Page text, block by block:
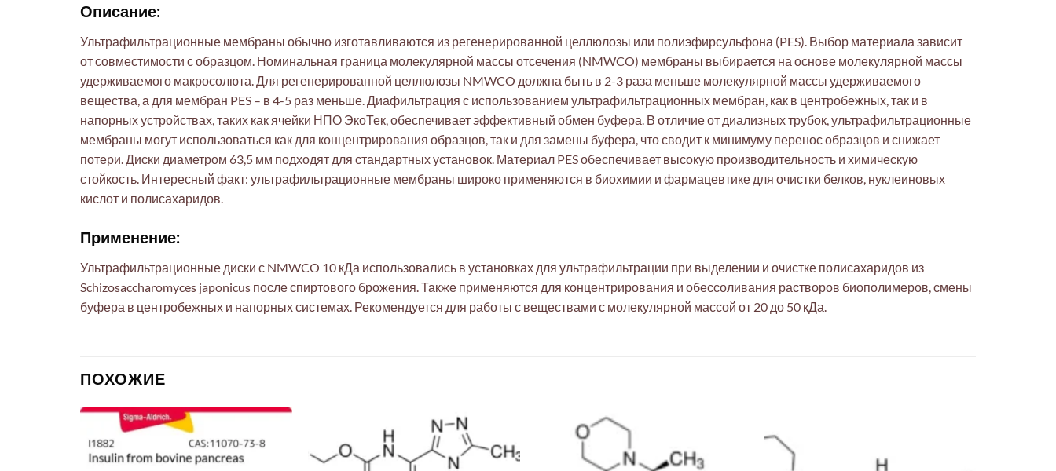
Описание:
Ультрафильтрационные мембраны обычно изготавливаются из регенерированной целлюлозы или полиэфирсульфона (PES). Выбор материала зависит
от совместимости с образцом. Номинальная граница молекулярной массы отсечения (NMWCO) мембраны выбирается на основе молекулярной массы
удерживаемого макросолюта. Для регенерированной целлюлозы NMWCO должна быть в 2-3 раза меньше молекулярной массы удерживаемого
вещества, а для мембран PES – в 4-5 раз меньше. Диафильтрация с использованием ультрафильтрационных мембран, как в центробежных, так и в
напорных устройствах, таких как ячейки НПО ЭкоТек, обеспечивает эффективный обмен буфера. В отличие от диализных трубок, ультрафильтрационные
мембраны могут использоваться как для концентрирования образцов, так и для замены буфера, что сводит к минимуму перенос образцов и снижает
потери. Диски диаметром 63,5 мм подходят для стандартных установок. Материал PES обеспечивает высокую производительность и химическую
стойкость. Интересный факт: ультрафильтрационные мембраны широко применяются в биохимии и фармацевтике для очистки белков, нуклеиновых
кислот и полисахаридов.
Применение:
Ультрафильтрационные диски с NMWCO 10 кДа использовались в установках для ультрафильтрации при выделении и очистке полисахаридов из
Schizosaccharomyces japonicus после спиртового брожения. Также применяются для концентрирования и обессоливания растворов биополимеров, смены
буфера в центробежных и напорных системах. Рекомендуется для работы с веществами с молекулярной массой от 20 до 50 кДа.
ПОХОЖИЕ